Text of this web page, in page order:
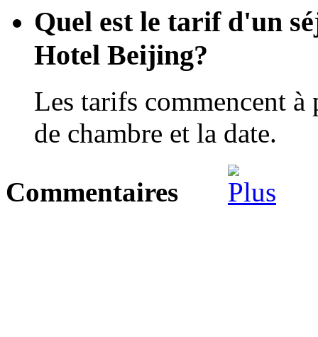
Quel est le tarif d'un
Hotel Beijing?
Les tarifs commencent
de chambre et la date.
Commentaires